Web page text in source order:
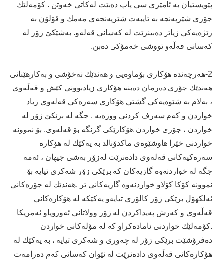
پێویستیان به‌ ئامێری سی پاپ ده‌بێت له‌كاتی خه‌وتن . كۆمه‌لێك
جۆری شێرپه‌نجه‌ به‌ تایبه‌ت شێرپه‌نجه‌ی مه‌مك و قۆلۆن به‌
رێژه‌یه‌كی زیاتر ده‌بینرێت له‌ كه‌سانی قه‌له‌و. به‌شێكێ زۆر له‌
كه‌سانی قه‌ڵه‌و تووشی خه‌مۆكی ده‌بن.
2-ھه‌رچه‌نده‌ ھۆكاری بۆماوه‌یی و ھه‌ندێك نه‌خۆشی و به‌كارھێنانی
ھه‌ندێك جۆری ده‌رمان ده‌بنه‌ ھۆكاری زیادبوونی كێش و قه‌ڵه‌وی
، به‌لام به‌ شێوه‌یه‌كی گشتی ھۆكاری سه‌ره‌كی قه‌له‌وی زیاد
خواردن و كه‌م سه‌رف كردنی ووزه‌یه‌ . جگه‌ له‌ برێكێ زۆر له‌
خواردن ، جۆری خواردن ھۆكارێكی گرنگه‌ بۆ قه‌له‌وی. بۆ نموونه‌
خواردنی خێرا ھاوشێوه‌ی ماكدۆنالد به‌ یه‌كێك له‌ ھۆكاره‌
سه‌ره‌كیه‌كانی قه‌له‌وی داده‌نرێت له‌زۆر به‌شی جیھان ، ئه‌مه‌
جگه‌ له‌ خواردنه‌وه‌ گازیه‌كان كه‌ برێكی زۆر شه‌كری تیایه‌ بۆ
نموونه‌ كۆكا كۆلاو خواردنه‌وه‌ گازیه‌كانی تر .ھه‌ندێك له‌ جۆره‌كانی
ئه‌لكھۆل برێكی زۆر كالۆری تیایه‌و یه‌كێكه‌ له‌ ھۆكاره‌كانی
قه‌ڵه‌وی و كه‌رش په‌یداكردن له‌ زۆر وولاتانی ئه‌وروپاو ئه‌مریكا
.كۆمه‌لێك خواردنی ئاماده‌كراو كه‌ له‌ مۆله‌كانی خواردن
ده‌فرۆشێت برێكی زۆر له‌ چه‌وری و شه‌كری تیایه‌ ، به‌ یه‌كێك له‌
ھۆكاره‌كانی قه‌ڵه‌وی داده‌نرێت له‌ نێوان كه‌سانی كه‌م ده‌رامه‌ت